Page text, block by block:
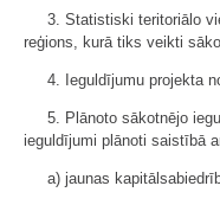
3. Statistiski teritoriālo
reģions, kurā tiks veikti
4. Ieguldījumu projekta
5. Plānoto sākotnējo
ieguldījumi plānoti saistībā
a) jaunas